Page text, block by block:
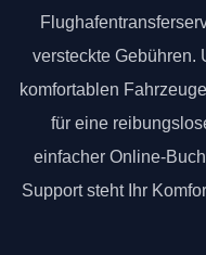
versteckte Gebühren.
komfortablen
für eine
einfacher Online-
Support steht Ihr